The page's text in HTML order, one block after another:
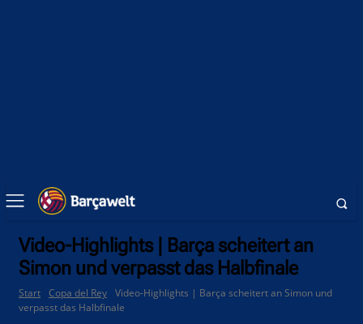
Video-Highlights | Barça scheitert an
Simon und verpasst das Halbfinale
Start Copa del Rey Video-Highlights | Barça scheitert an Simon und
verpasst das Halbfinale